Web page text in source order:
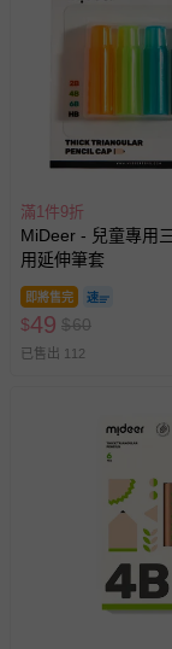
上服務，
戲或活動
-個人衛生
墊、寢具
-新生兒親
-接觸性孕
帶束縛衣、
-其他原廠
示字句等
國際航空
其他常見問題：
運送服務：目
區，可能會無
亦保留出貨與
費用，可能會
商品實際的配
滿1件9折
MiDeer - 兒童專用
用延伸筆套
即將售完
$49 $60
已售出 112